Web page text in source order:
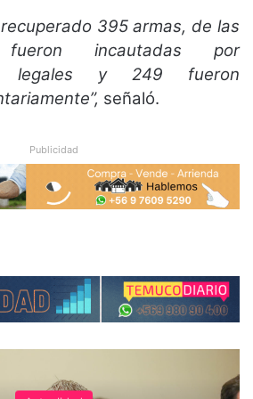
395 armas, de las
incautadas por
legales y 249 fueron
señaló.
Publicidad